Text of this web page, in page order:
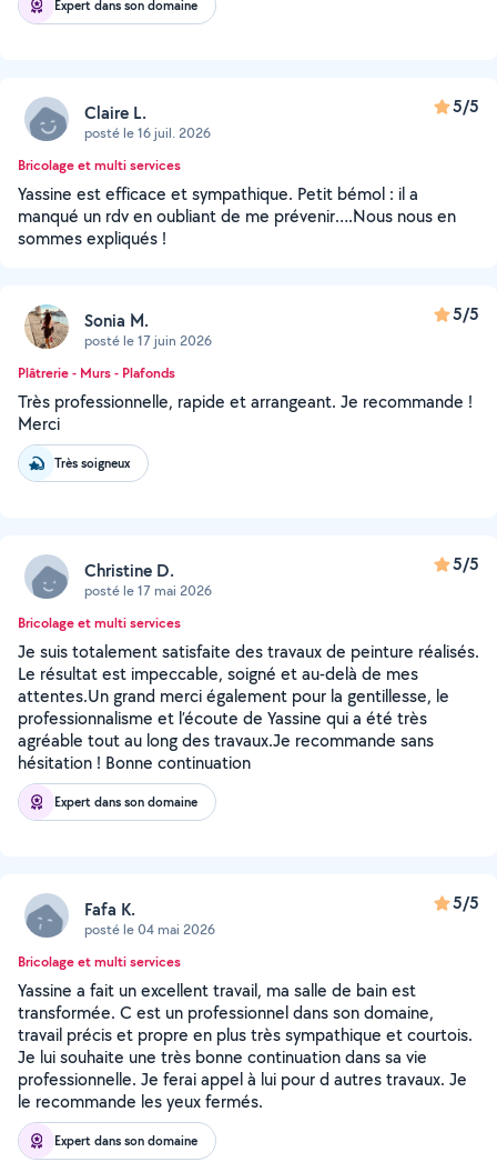
Expert dans son domaine
Claire L.
posté le 16 juil. 2026
5/5
Bricolage et multi services
Yassine est efficace et sympathique. Petit bémol : il a
manqué un rdv en oubliant de me prévenir….Nous nous en
sommes expliqués !
Sonia M.
posté le 17 juin 2026
5/5
Plâtrerie - Murs - Plafonds
Très professionnelle, rapide et arrangeant. Je recommande !
Merci
Très soigneux
Christine D.
posté le 17 mai 2026
5/5
Bricolage et multi services
Je suis totalement satisfaite des travaux de peinture réalisés.
Le résultat est impeccable, soigné et au-delà de mes
attentes.Un grand merci également pour la gentillesse, le
professionnalisme et l’écoute de Yassine qui a été très
agréable tout au long des travaux.Je recommande sans
hésitation ! Bonne continuation
Expert dans son domaine
Fafa K.
posté le 04 mai 2026
5/5
Bricolage et multi services
Yassine a fait un excellent travail, ma salle de bain est
transformée. C est un professionnel dans son domaine,
travail précis et propre en plus très sympathique et courtois.
Je lui souhaite une très bonne continuation dans sa vie
professionnelle. Je ferai appel à lui pour d autres travaux. Je
le recommande les yeux fermés.
Expert dans son domaine